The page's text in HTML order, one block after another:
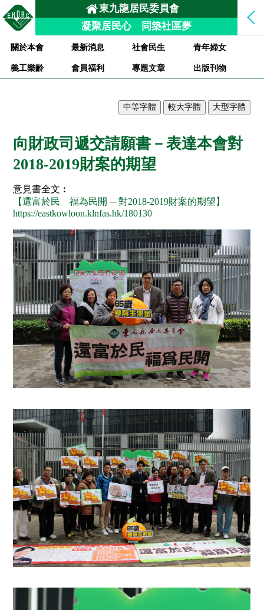
東九龍居民委員會
凝聚居民心 同築社區夢
關於本會 最新消息 社會民生
青年婦女
義工樂齡
會員福利 專題文章 出版刊物
向財政司遞交請願書－表達本會對
2018-2019財案的期望
意見書全文︰
【還富於民 福為民開 ─ 對2018-2019財案的期望】
https://eastkowloon.klnfas.hk/180130